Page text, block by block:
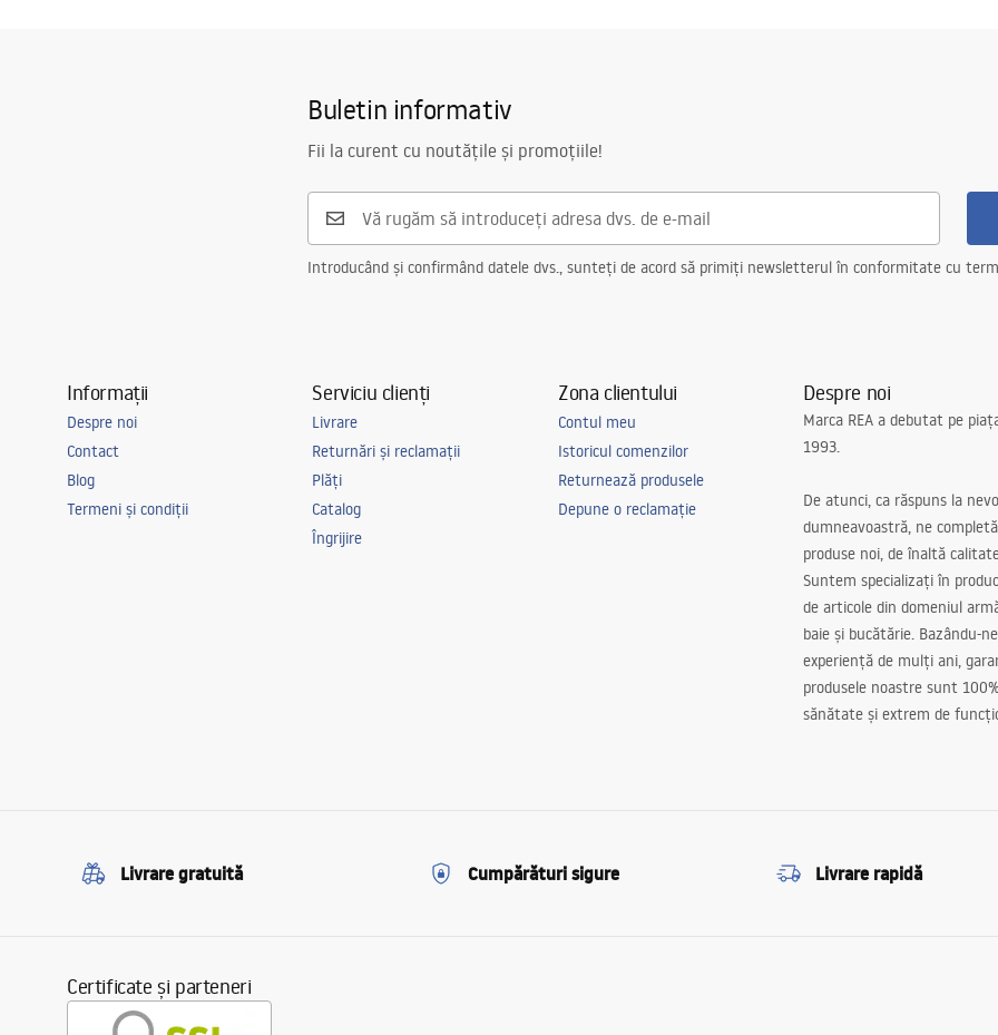
Buletin informativ
Fii la curent cu noutățile și promoțiile!
Introducând și confirmând datele dvs., sunteți de acord să primiți newsletterul în conformitate cu
Informații
Despre noi
Contact
Blog
Termeni și condiții
Serviciu clienți
Livrare
Returnări și reclamații
Plăți
Catalog
Îngrijire
Zona clientului
Contul meu
Istoricul comenzilor
Returnează produsele
Depune o reclamație
Despre noi
Marca REA a debutat pe
1993.
De atunci, ca răspuns la
dumneavoastră, ne
produse noi, de înaltă
Suntem specializați în
de articole din domeniul
baie și bucătărie. Bazându-
experiență de mulți ani,
produsele noastre sunt
sănătate și extrem de
Livrare gratuită Cumpărături sigure Livrare rapidă
Certificate și parteneri